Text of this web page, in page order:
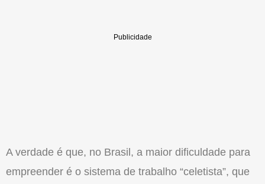
A verdade é que, no Brasil, a maior dificuldade para
empreender é o sistema de trabalho “celetista”, que